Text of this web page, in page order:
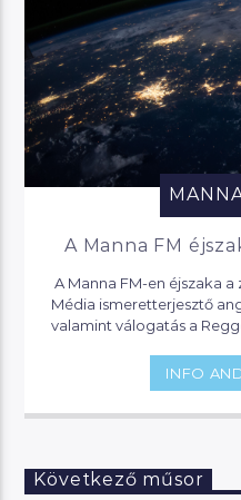
A Manna FM
A Manna FM-en éjszaka
Média ismeretterjesztő
valamint válogatás a
INFO
Következő műsor